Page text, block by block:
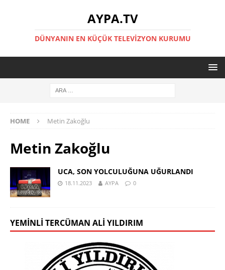
AYPA.TV
DÜNYANIN EN KÜÇÜK TELEVIZYON KURUMU
HOME Metin Zakoğlu
Metin Zakoğlu
UCA, SON YOLCULUĞUNA UĞURLANDI
18.11.2023 AYPA 0
YEMINLI TERCÜMAN ALI YILDIRIM